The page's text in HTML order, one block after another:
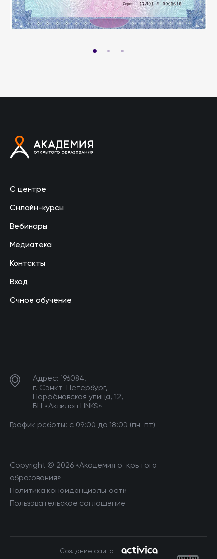
О центре
Онлайн-курсы
Вебинары
Медиатека
Контакты
Вход
Очное обучение
Адрес: 196084,
г. Санкт-Петербург,
Парфёновская улица, 12,
БЦ «Аквилон LINKS»
График работы: с 09:00 до 18:00 (пн-пт)
Copyright © 2026 «Академия открытого
образования»
Политика конфиденциальности
Пользовательское соглашение
Создание сайта -